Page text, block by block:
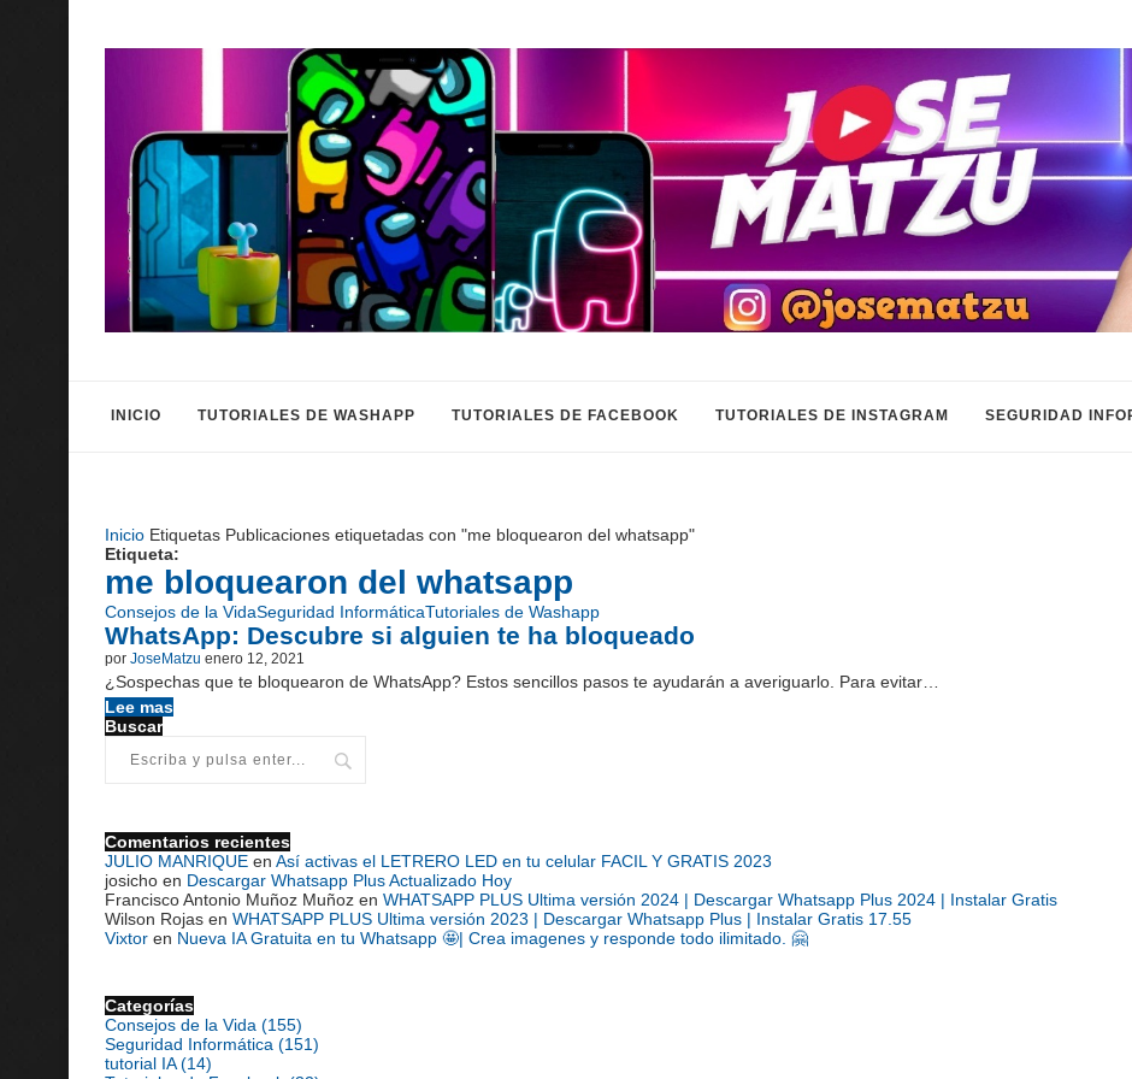
INICIO TUTORIALES DE WASHAPP TUTORIALES DE FACEBOOK TUTORIALES DE INSTAGRAM SEGURIDAD
Inicio Etiquetas Publicaciones etiquetadas con "me bloquearon del whatsapp"
Etiqueta:
me bloquearon del whatsapp
Consejos de la VidaSeguridad InformáticaTutoriales de Washapp
WhatsApp: Descubre si alguien te ha bloqueado
por JoseMatzu enero 12, 2021
¿Sospechas que te bloquearon de WhatsApp? Estos sencillos pasos te ayudarán a averiguarlo. Para evitar…
Lee mas
Buscar
Comentarios recientes
JULIO MANRIQUE en Así activas el LETRERO LED en tu celular FACIL Y GRATIS 2023
josicho en Descargar Whatsapp Plus Actualizado Hoy
Francisco Antonio Muñoz Muñoz en WHATSAPP PLUS Ultima versión 2024 | Descargar Whatsapp Plus 2024 | Instalar Gratis
Wilson Rojas en WHATSAPP PLUS Ultima versión 2023 | Descargar Whatsapp Plus | Instalar Gratis 17.55
Vixtor en Nueva IA Gratuita en tu Whatsapp 🤩| Crea imagenes y responde todo ilimitado. 🤗
Categorías
Consejos de la Vida (155)
Seguridad Informática (151)
tutorial IA(14)